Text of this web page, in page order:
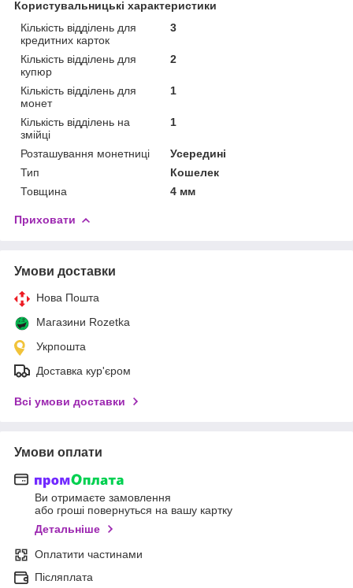
Користувальницькі характеристики
Кількість відділень для
кредитних карток
3
Кількість відділень для
купюр
2
Кількість відділень для
монет
1
Кількість відділень на
змійці
1
Розташування монетниці
Усередині
Тип
Кошелек
Товщина
4 мм
Приховати
Умови доставки
Нова Пошта
Магазини Rozetka
Укрпошта
Доставка кур'єром
Всі умови доставки
Умови оплати
Ви отримаєте замовлення
або гроші повернуться на вашу картку
Детальніше
Оплатити частинами
Післяплата